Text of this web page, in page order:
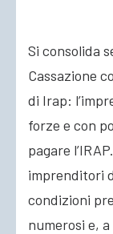
Si consolida
Cassazione
di Irap:
forze e con
pagare
imprenditori
condizioni
numerosi e,